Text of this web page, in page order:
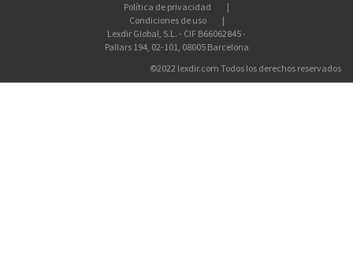
Política de privacidad
Condiciones de uso
Lexdir Global, S.L. - CIF B66062845 -
Pallars 194, 02-101, 08005 Barcelona
©2022 lexdir.com Todos los derechos reservados